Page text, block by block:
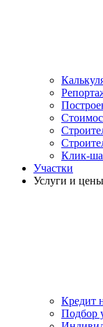
Клик-
Участки
Услуги и цены
Кредит
Подбор